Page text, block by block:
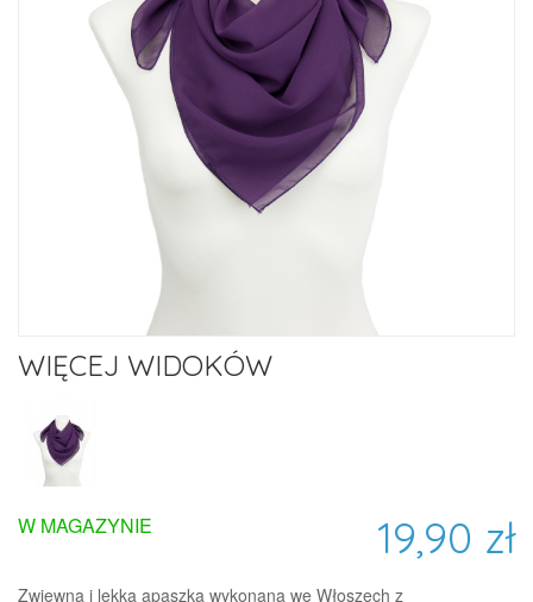
WIĘCEJ WIDOKÓW
19,90 zł
W MAGAZYNIE
Zwiewna i lekka apaszka wykonana we Włoszech z